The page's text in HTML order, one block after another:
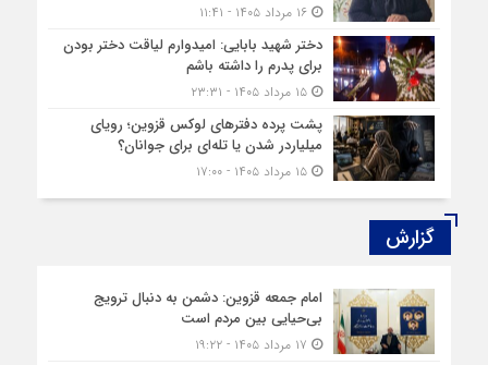
۱۶ مرداد ۱۴۰۵ - ۱۱:۴۱
دختر شهید بابایی: امیدوارم لیاقت دختر بودن
برای پدرم را داشته باشم
۱۵ مرداد ۱۴۰۵ - ۲۳:۳۱
پشت پرده دفترهای لوکس قزوین؛ رویای
میلیاردر شدن یا تله‌ای برای جوانان؟
۱۵ مرداد ۱۴۰۵ - ۱۷:۰۰
گزارش‌
امام جمعه قزوین: دشمن به دنبال ترویج
بی‌حیایی بین مردم است